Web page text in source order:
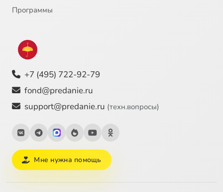
Программы
+7 (495) 722-92-79
fond@predanie.ru
support@predanie.ru (техн.вопросы)
Мне нужна помощь